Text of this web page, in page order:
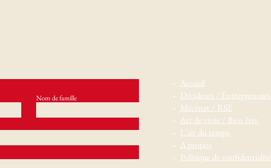
Nom de famille
Accueil
Décideurs / Entrepreneurs
Mécénat / RSE
Art de vivre / Bien être
L'air du temps
A propos
Politique de confidentialité